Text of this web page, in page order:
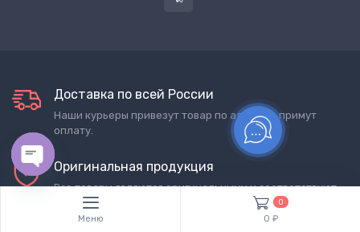
Доставка по всей России
Наши курьеры привезут товар по адресу и примут
оплату.
Оригинальная продукция
Все товары являются оригинальными и соответствуют
техническим регламентам ЕАЭС.
Меню
0
0 ₽
Open chaty